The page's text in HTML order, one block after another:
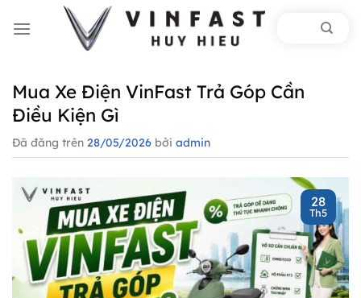
đến
Mua Xe Điện VinFast Trả Góp Cần
Điều Kiện Gì
Đã đăng trên 28/05/2026 bởi admin
28
Th5